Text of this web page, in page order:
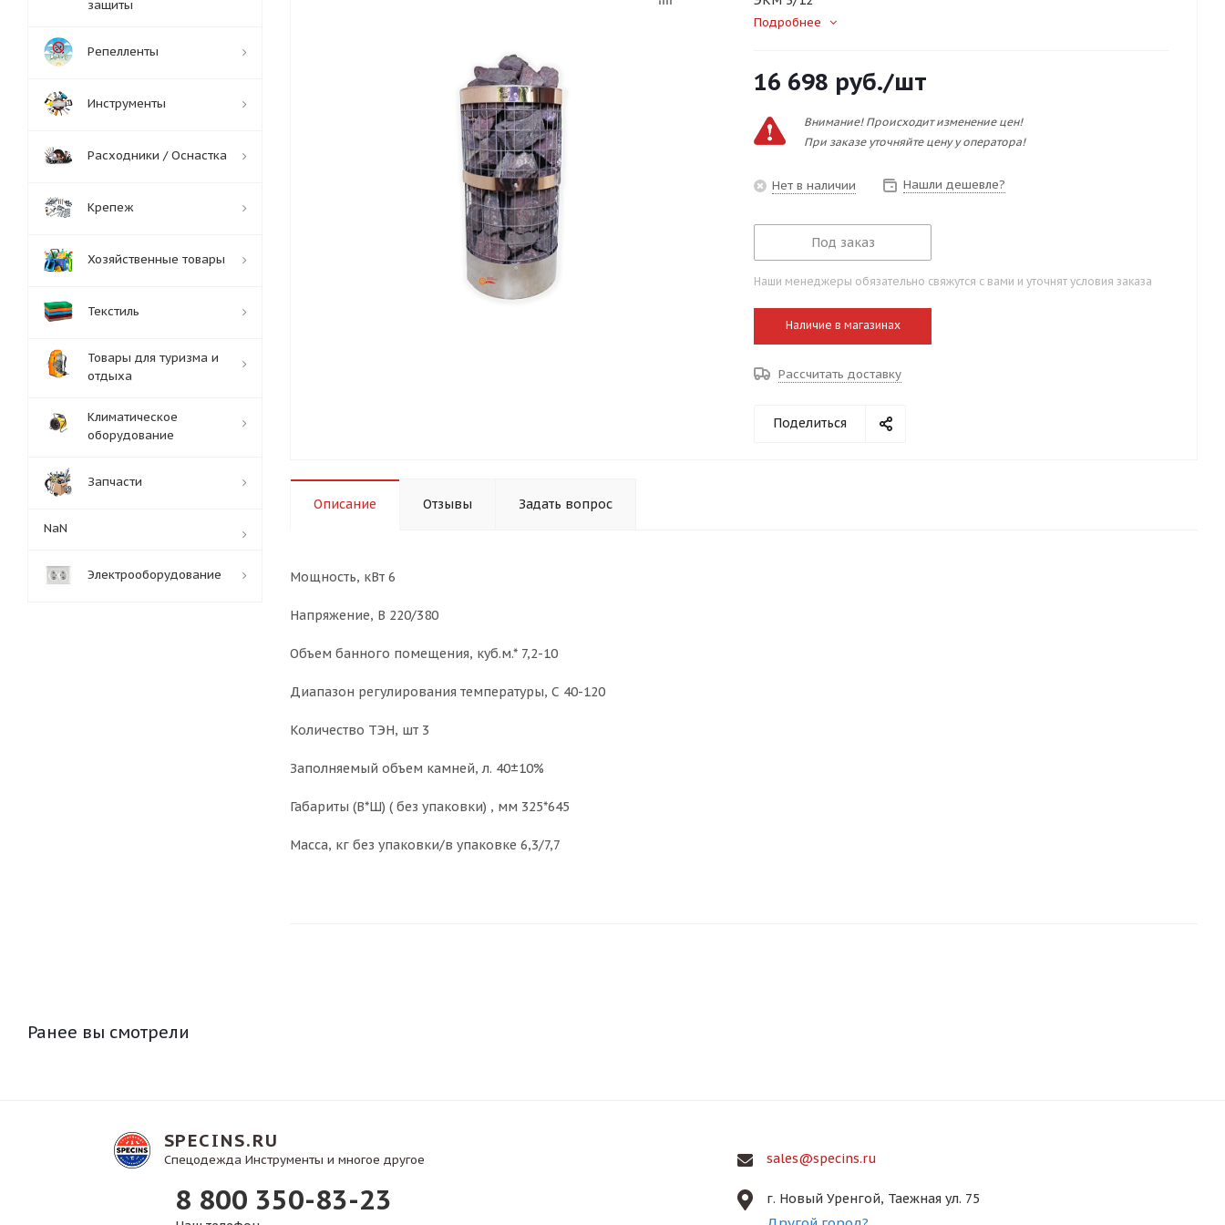
Подробнее
16 698 руб./шт
Внимание! Происходит изменение цен!
При заказе уточняйте цену у оператора!
Нет в наличии Нашли дешевле?
Под заказ
Наши менеджеры обязательно свяжутся с вами и уточнят условия заказа
Наличие в магазинах
Рассчитать доставку
Поделиться
Описание Отзывы Задать вопрос
Мощность, кВт 6
Напряжение, В 220/380
Объем банного помещения, куб.м.* 7,2-10
Диапазон регулирования температуры, С 40-120
Количество ТЭН, шт 3
Заполняемый объем камней, л. 40±10%
Габариты (В*Ш) ( без упаковки) , мм 325*645
Масса, кг без упаковки/в упаковке 6,3/7,7
защиты
Репелленты
Инструменты
Расходники / Оснастка
Крепеж
Хозяйственные товары
Текстиль
Товары для туризма и
отдыха
Климатическое
оборудование
Запчасти
NaN
Электрооборудование
Ранее вы смотрели
SPECINS.RU
Спецодежда Инструменты и многое другое
8 800 350-83-23
sales@specins.ru
г. Новый Уренгой, Таежная ул. 75